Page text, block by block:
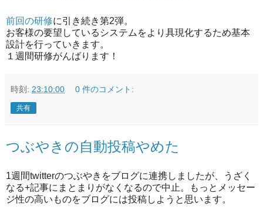
前回の研修に引き続き第2弾。
お客様の要望しているシステムをより具現化するため基本
設計を行っていきます。
１週間研修がんばります！
時刻: 23:10:00 0 件のコメント:
共有
つぶやきの自動投稿やめた
1週間twitterのつぶやきをブログに連携しましたが、うざく
なる+記事にまとまりがなくなるので中止。もっとメッセー
ジ性の高いものをブログには投稿しようと思います。